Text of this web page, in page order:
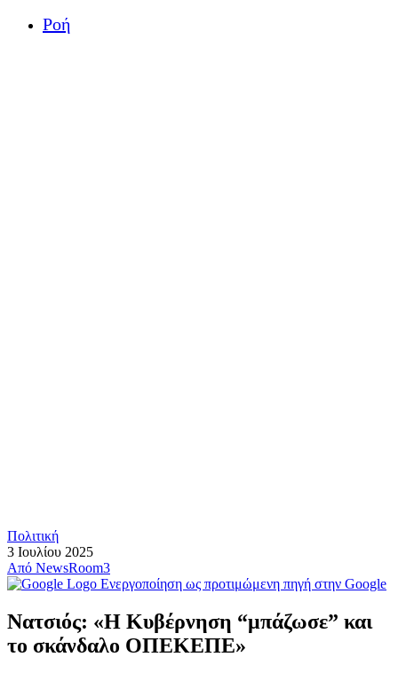
Ροή
Πολιτική
3 Ιουλίου 2025
Από NewsRoom3
Ενεργοποίηση ως προτιμώμενη πηγή στην Google
Νατσιός: «Η Κυβέρνηση “μπάζωσε” και
το σκάνδαλο ΟΠΕΚΕΠΕ»